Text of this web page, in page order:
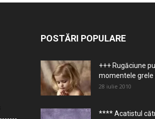
POSTĂRI POPULARE
+++ Rugăciune
momentele grele
28 iulie 2010
**** Acatistul